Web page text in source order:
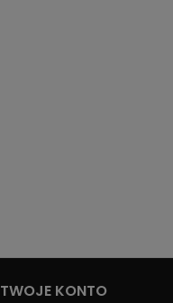
TWOJE KONTO